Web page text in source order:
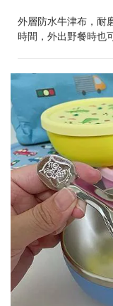
外層防水牛津布，耐
時間，外出野餐時也